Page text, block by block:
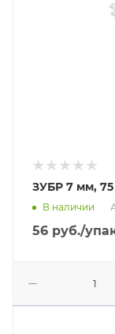
ЗУБР 7 мм, 75
В наличии
56 руб./